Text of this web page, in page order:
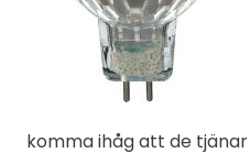
komma ihåg att de